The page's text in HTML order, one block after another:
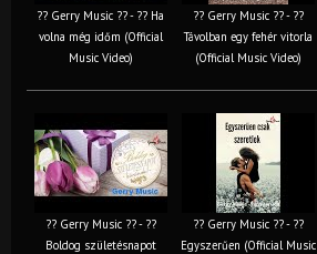
?? Gerry Music ?? - ?? Ha
volna még időm (Official
Music Video)
?? Gerry Music ?? - ??
Távolban egy fehér vitorla
(Official Music Video)
?? Gerry Music ?? - ??
Boldog születésnapot
?? Gerry Music ?? - ??
Egyszerűen (Official Music